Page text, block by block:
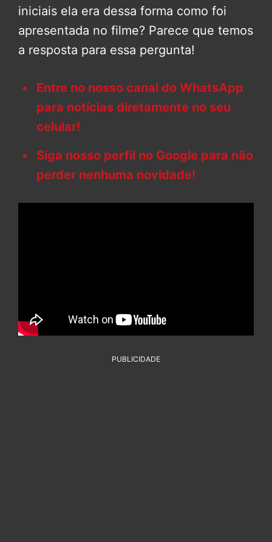
iniciais ela era dessa forma como foi
apresentada no filme? Parece que temos
a resposta para essa pergunta!
Entre no nosso canal do WhatsApp
para notícias diretamente no seu
celular!
Siga nosso perfil no Google para não
perder nenhuma novidade!
PUBLICIDADE